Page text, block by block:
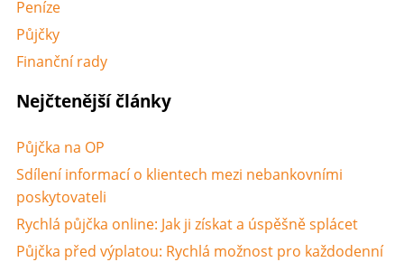
Peníze
Půjčky
Finanční rady
Nejčtenější články
Půjčka na OP
Sdílení informací o klientech mezi nebankovními
poskytovateli
Rychlá půjčka online: Jak ji získat a úspěšně splácet
Půjčka před výplatou: Rychlá možnost pro každodenní